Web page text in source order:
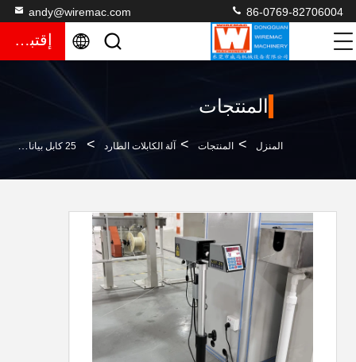
andy@wiremac.com 86-0769-82706004
إقتباس
المنتجات
المنزل > المنتجات > آلة الكابلات الطارد > 25 كابل بيانات مقياس قطر الليزر وحدة تحكم بالقطر الخارجي مراقبة قطر السلك الكهربائي قياس القطر